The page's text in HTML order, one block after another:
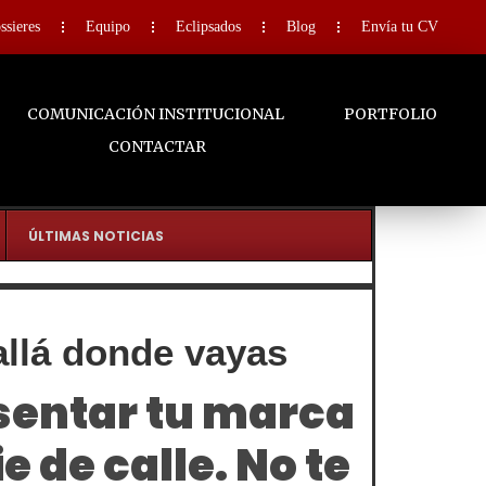
Equipo Eclipsados Blog Envía tu CV
COMUNICACIÓN INSTITUCIONAL
PORTFOLIO
CONTACTAR
ÚLTIMAS NOTICIAS
donde vayas
tu marca
de calle. No te